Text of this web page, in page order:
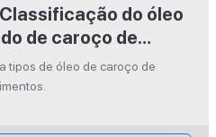
de caroço de
tipos de óleo de caroço de